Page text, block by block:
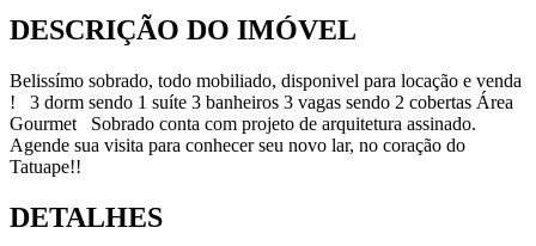
DESCRIÇÃO DO IMÓVEL
Belissímo sobrado, todo mobiliado, disponivel para locação e venda
! 3 dorm sendo 1 suíte 3 banheiros 3 vagas sendo 2 cobertas Área
Gourmet Sobrado conta com projeto de arquitetura assinado.
Agende sua visita para conhecer seu novo lar, no coração do
Tatuape!!
DETALHES